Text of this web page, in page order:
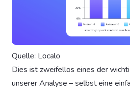
Quelle: Localo
Dies ist zweifellos eines der
unserer Analyse – selbst eine